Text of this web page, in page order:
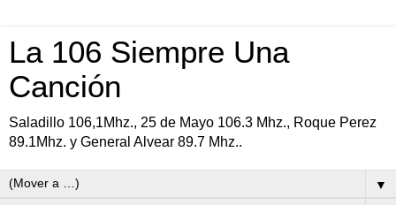
La 106 Siempre Una
Canción
Saladillo 106,1Mhz., 25 de Mayo 106.3 Mhz., Roque Perez
89.1Mhz. y General Alvear 89.7 Mhz..
▼